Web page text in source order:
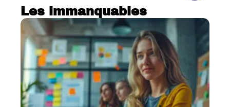
Les immanquables